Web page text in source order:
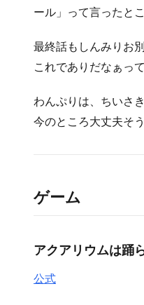
ール」って言ったとこ
最終話もしんみりお
これでありだなぁって
わんぷりは、ちいさ
今のところ大丈夫そう
ゲーム
アクアリウムは踊
公式